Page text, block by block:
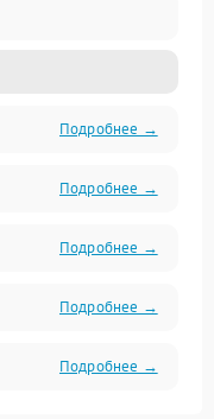
Подробнее →
Подробнее →
Подробнее →
Подробнее →
Подробнее →